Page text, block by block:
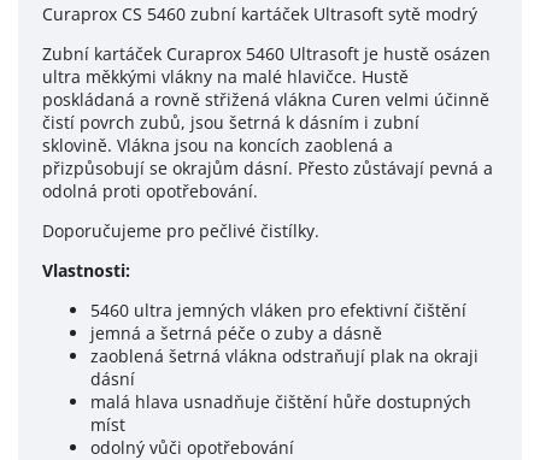
Curaprox CS 5460 zubní kartáček Ultrasoft sytě modrý
Zubní kartáček Curaprox 5460 Ultrasoft je hustě osázen
ultra měkkými vlákny na malé hlavičce. Hustě
poskládaná a rovně střižená vlákna Curen velmi účinně
čistí povrch zubů, jsou šetrná k dásním i zubní
sklovině. Vlákna jsou na koncích zaoblená a
přizpůsobují se okrajům dásní. Přesto zůstávají pevná a
odolná proti opotřebování.
Doporučujeme pro pečlivé čistílky.
Vlastnosti:
5460 ultra jemných vláken pro efektivní čištění
jemná a šetrná péče o zuby a dásně
zaoblená šetrná vlákna odstraňují plak na okraji
dásní
malá hlava usnadňuje čištění hůře dostupných
míst
odolný vůči opotřebování